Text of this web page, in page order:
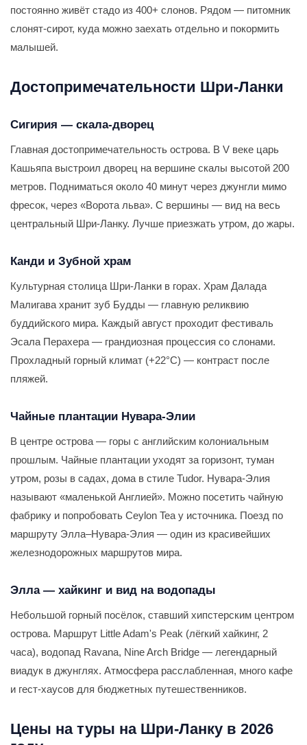
постоянно живёт стадо из 400+ слонов. Рядом — питомник
слонят-сирот, куда можно заехать отдельно и покормить
малышей.
Достопримечательности Шри-Ланки
Сигирия — скала-дворец
Главная достопримечательность острова. В V веке царь
Кашьяпа выстроил дворец на вершине скалы высотой 200
метров. Подниматься около 40 минут через джунгли мимо
фресок, через «Ворота льва». С вершины — вид на весь
центральный Шри-Ланку. Лучше приезжать утром, до жары.
Канди и Зубной храм
Культурная столица Шри-Ланки в горах. Храм Далада
Малигава хранит зуб Будды — главную реликвию
буддийского мира. Каждый август проходит фестиваль
Эсала Перахера — грандиозная процессия со слонами.
Прохладный горный климат (+22°С) — контраст после
пляжей.
Чайные плантации Нувара-Элии
В центре острова — горы с английским колониальным
прошлым. Чайные плантации уходят за горизонт, туман
утром, розы в садах, дома в стиле Tudor. Нувара-Элия
называют «маленькой Англией». Можно посетить чайную
фабрику и попробовать Ceylon Tea у источника. Поезд по
маршруту Элла–Нувара-Элия — один из красивейших
железнодорожных маршрутов мира.
Элла — хайкинг и вид на водопады
Небольшой горный посёлок, ставший хипстерским центром
острова. Маршрут Little Adam's Peak (лёгкий хайкинг, 2
часа), водопад Ravana, Nine Arch Bridge — легендарный
виадук в джунглях. Атмосфера расслабленная, много кафе
и гест-хаусов для бюджетных путешественников.
Цены на туры на Шри-Ланку в 2026